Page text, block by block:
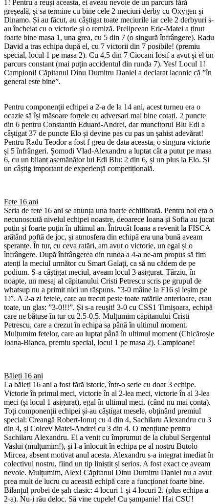
1! Pentru a reuși aceasta, ei aveau nevoie de un parcurs fără
greșeală, și sa termine cu bine cele 2 meciuri-derby cu Oxygen și
Dinamo. Și au făcut, au câștigat toate meciurile iar cele 2 derbyuri s-
au încheiat cu o victorie și o remiză. Prelipcean Eric-Matei a ținut
foarte bine masa 1, una grea, cu 5 din 7 (o singură înfrângere). Radu
David a tras echipa după el, cu 7 victorii din 7 posibile! (premiu
special, locul 1 pe masa 2). Cu 4,5 din 7 Ciocani Iosif a avut și el un
parcurs constant (mai puțin accidentul din runda 7). Yes! Locul 1!
Campioni! Căpitanul Dinu Dumitru Daniel a declarat laconic că ”în
general este bine”.
Pentru componenții echipei a 2-a de la 14 ani, acest turneu era o
ocazie să își măsoare forțele cu adversari mai bine cotați. 2 puncte
din 6 pentru Constantin Eduard-Andrei, dar muncitorul Blu Edi a
câștigat 37 de puncte Elo și devine pas cu pas un șahist adevărat!
Pentru Radu Teodor a fost f greu de data aceasta, o singura victorie
și 5 înfrângeri. Șomodi Vlad-Alexandru a luptat cât a putut pe masa
6, cu un bilanț asemănător lui Edi Blu: 2 din 6, și un plus la Elo. Și
un câștig important de experiență competițională.
Fete 16 ani
Seria de fete 16 ani se anunța una foarte echilibrată. Pentru noi era o
necunoscută nivelul echipei noastre, deoarece Ioana și Sofia au jucat
puțin și foarte puțin în ultimul an. Întrucât Ioana a revenit la FISCA
arătând poftă de joc, și atmosfera din echipă era una bună aveam
speranțe. În tur, cu ceva ratări, am avut o victorie, un egal și o
înfrângere. După înfrângerea din runda a 4-a ne-am propus să fim
atenți la meciul următor cu Smart Galați, ca să nu cădem de pe
podium. S-a câștigat meciul, aveam locul 3 asigurat. Târziu, în
noapte, un mesaj al căpitanului Cristi Petrescu scris pe grupul de
whatsup nu a primit nici un răspuns. ”3-0 mâine la F16 și ieșim pe
1!”. A 2-a zi fetele, care au trecut peste toate ratările anterioare, erau
toate, un glas: ”3-0!!!”. Și s-a reușit! 3-0 cu CSS1 Timișoara, echipă
care ne bătuse în tur cu 2.5-0.5. Mulțumim căpitanului Cristi
Petrescu, care a crezut în echipa sa până în ultimul moment.
Mulțumim fetelor, care au luptat până în ultimul moment (Chicăroșie
Ioana-Bianca, premiu special, locul 1 pe masa 2). Campioane!
Băieți 16 ani
La băieți 16 ani a fost fără istoric, într-o serie cu doar 3 echipe.
Victorie în primul meci, victorie în al 2-lea meci, victorie în al 3-lea
meci (și locul 1 asigurat), egal în ultimul meci. (când nu mai conta).
Toți componenții echipei și-au câștigat mesele, obținând premiul
special: Creangă Robert-Ionuț cu 4 din 4, Sachilaru Alexandru cu 3
din 4, și Coicev Matei-Andrei cu 3 din 4. O mențiune pentru
Sachilaru Alexandru. El a venit cu împrumut de la clubul Sergentul
Vaslui (mulțumim!), și l-a înlocuit în echipa pe al nostru Butolo
Mircea, absent motivat anul acesta. Alexandru s-a integrat imediat în
colectivul nostru, fiind un tip liniștit și serios. A fost exact ce aveam
nevoie. Mulțumim, Alex! Căpitanul Dinu Dumitru Daniel nu a avut
prea mult de lucru cu această echipă care a funcționat foarte bine.
Bilanțul probei de șah clasic: 4 locuri 1 și 4 locuri 2. (plus echipa a
2-a). Nu-i rău deloc. Să vine cupele! Cu șampanie! Hai CSU!